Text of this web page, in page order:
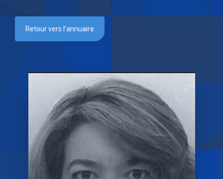
Retour vers l’annuaire